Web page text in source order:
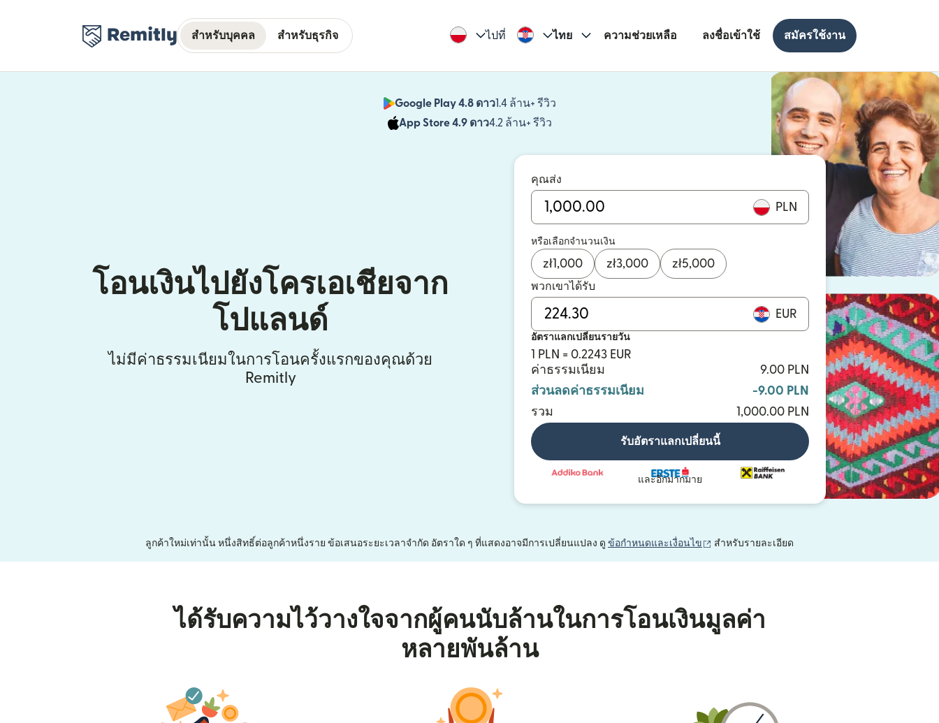
สำหรับบุคคล สำหรับธุรกิจ ไปที่ ไทย ความช่วยเหลือ ลงชื่อเข้าใช้ สมัครใช้งาน
Google Play 4.8 ดาว1.4 ล้าน+ รีวิว
(เปิดในหน้าต่างใหม่)
App Store 4.9 ดาว4.2 ล้าน+ รีวิว
(เปิดในหน้าต่างใหม่)
โอนเงินไปยังโครเอเชียจาก
โปแลนด์
ไม่มีค่าธรรมเนียมในการโอนครั้งแรกของคุณด้วย
Remitly
คุณส่ง
PLN
หรือเลือกจำนวนเงิน
zł1,000 zł3,000 zł5,000
พวกเขาได้รับ
EUR
อัตราแลกเปลี่ยนรายวัน
1 PLN = 0.2243 EUR
ค่าธรรมเนียม
9.00 PLN
ส่วนลดค่าธรรมเนียม
-9.00 PLN
รวม
1,000.00 PLN
รับอัตราแลกเปลี่ยนนี้
และอีกมากมาย
ลูกค้าใหม่เท่านั้น หนึ่งสิทธิ์ต่อลูกค้าหนึ่งราย ข้อเสนอระยะเวลาจำกัด อัตราใด ๆ ที่แสดงอาจมีการเปลี่ยนแปลง ดู ข้อกำหนดและเงื่อนไข (เปิดในหน้าต่างใหม่)
สำหรับรายละเอียด
ได้รับความไว้วางใจจากผู้คนนับล้านในการโอนเงินมูลค่า
หลายพันล้าน